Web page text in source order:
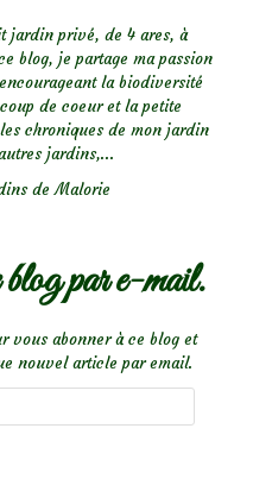
jardin privé, de 4 ares, à
blog, je partage ma passion
la biodiversité
de coeur et la petite
chroniques de mon jardin
jardins,...
de Malorie
par e-mail.
vous abonner à ce blog et
nouvel article par email.